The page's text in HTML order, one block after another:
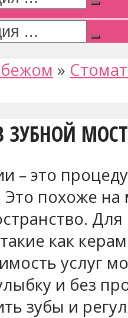
»
– это
похоже
как
услуг
и без
зубы и